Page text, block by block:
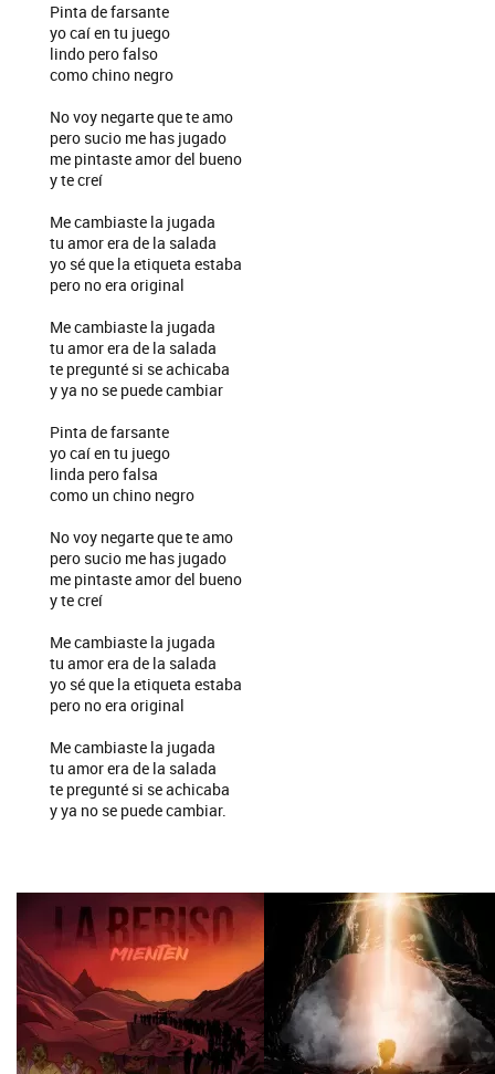
Pinta de farsante
yo caí en tu juego
lindo pero falso
como chino negro
No voy negarte que te amo
pero sucio me has jugado
me pintaste amor del bueno
y te creí
Me cambiaste la jugada
tu amor era de la salada
yo sé que la etiqueta estaba
pero no era original
Me cambiaste la jugada
tu amor era de la salada
te pregunté si se achicaba
y ya no se puede cambiar
Pinta de farsante
yo caí en tu juego
linda pero falsa
como un chino negro
No voy negarte que te amo
pero sucio me has jugado
me pintaste amor del bueno
y te creí
Me cambiaste la jugada
tu amor era de la salada
yo sé que la etiqueta estaba
pero no era original
Me cambiaste la jugada
tu amor era de la salada
te pregunté si se achicaba
y ya no se puede cambiar.